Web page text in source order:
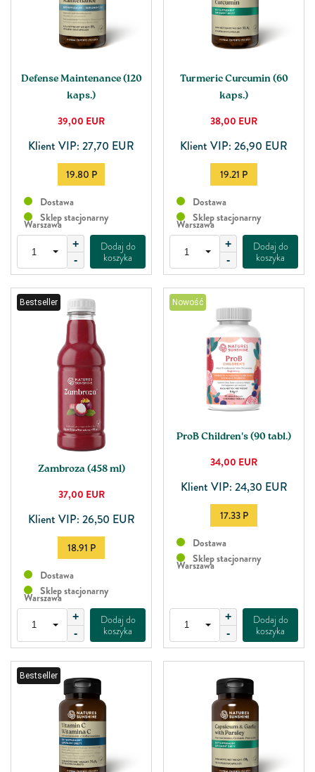
Defense Maintenance (120
kaps.)
39,00 EUR
Klient VIP: 27,70 EUR
19.80 P
Dostawa
Sklep stacjonarny
Warszawa
+
-
Dodaj do
koszyka
Turmeric Curcumin (60
kaps.)
38,00 EUR
Klient VIP: 26,90 EUR
19.21 P
Dostawa
Sklep stacjonarny
Warszawa
+
-
Dodaj do
koszyka
Bestseller
Zambroza (458 ml)
37,00 EUR
Klient VIP: 26,50 EUR
18.91 P
Dostawa
Sklep stacjonarny
Warszawa
+
-
Dodaj do
koszyka
Nowość
ProB Children's (90 tabl.)
34,00 EUR
Klient VIP: 24,30 EUR
17.33 P
Dostawa
Sklep stacjonarny
Warszawa
+
-
Dodaj do
koszyka
Bestseller